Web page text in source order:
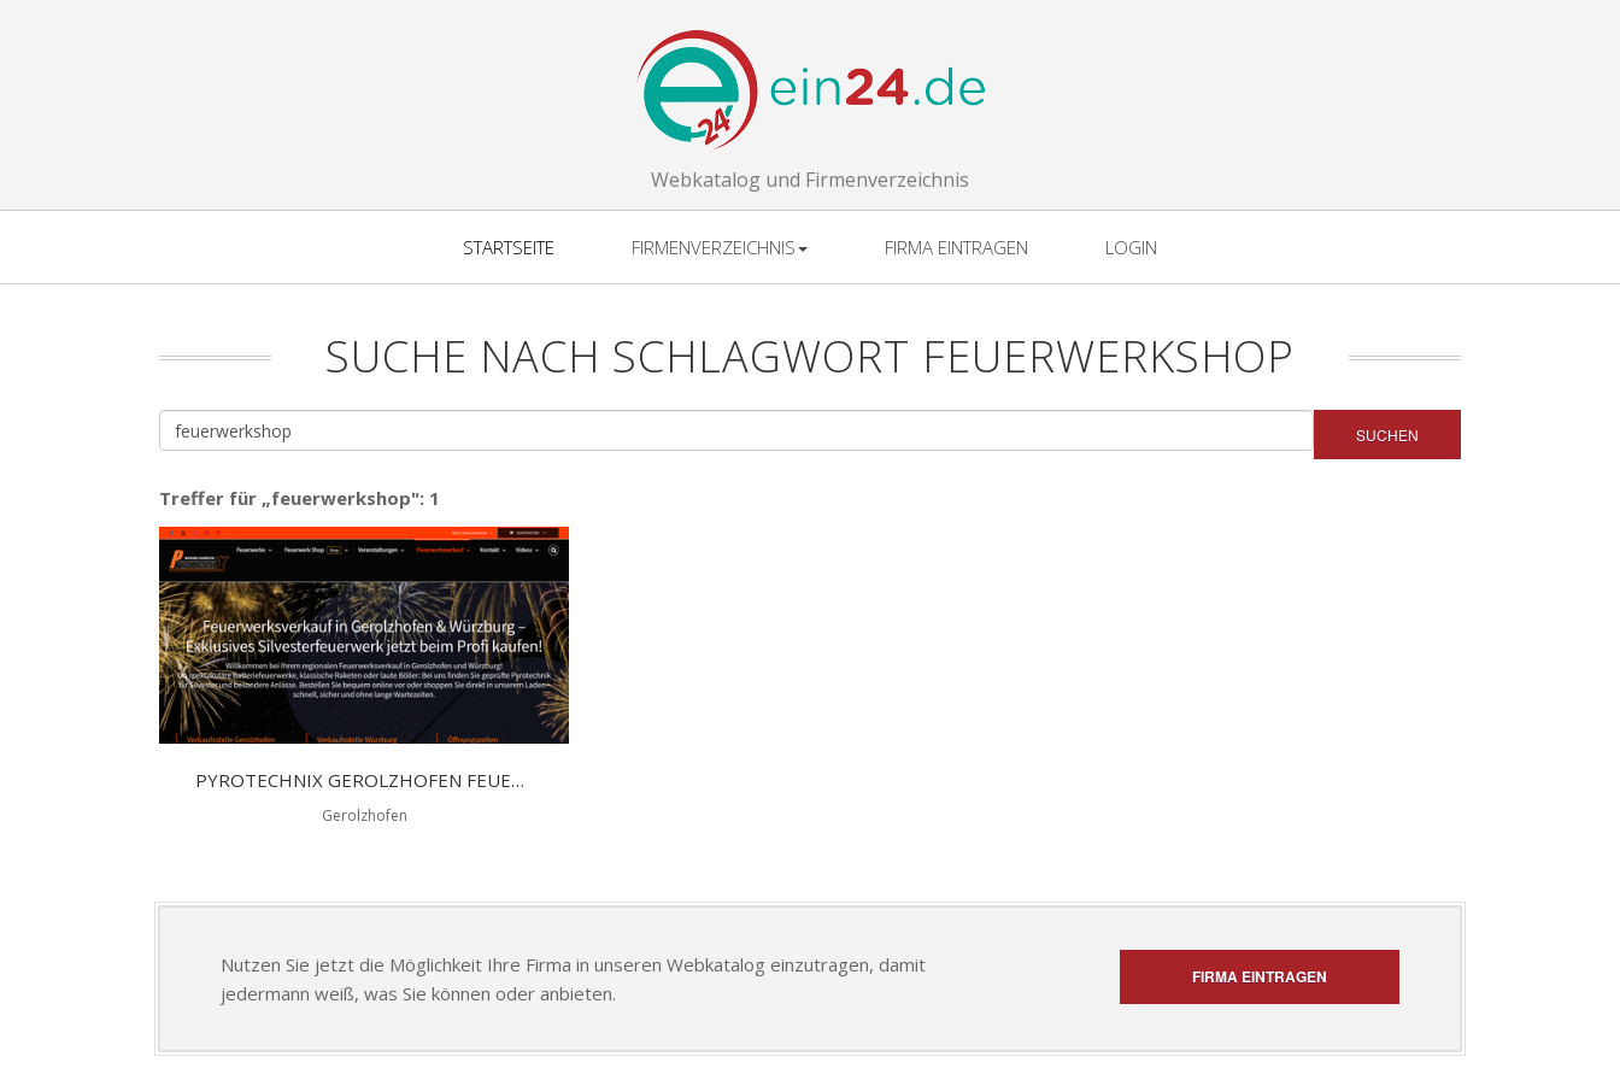
Webkatalog und Firmenverzeichnis
STARTSEITE FIRMENVERZEICHNIS FIRMA EINTRAGEN LOGIN
SUCHE NACH SCHLAGWORT FEUERWERKSHOP
SUCHEN
Treffer für „feuerwerkshop": 1
PYROTECHNIX GEROLZHOFEN FEUERWERKSVERKAUF
Gerolzhofen
Nutzen Sie jetzt die Möglichkeit Ihre Firma in unseren Webkatalog einzutragen, damit
jedermann weiß, was Sie können oder anbieten.
FIRMA EINTRAGEN